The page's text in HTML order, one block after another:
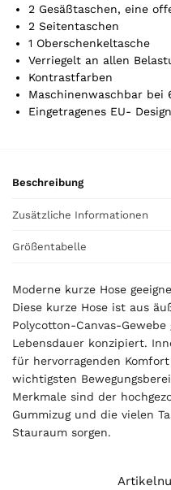
o
u
s
,
0
€
2 Gesäßtaschen, eine
2 Seitentaschen
1 Oberschenkeltasche
Verriegelt an allen
Kontrastfarben
Maschinenwaschbar bei
Eingetragenes EU- Design
Beschreibung
Zusätzliche Informationen
Größentabelle
Moderne kurze Hose
Diese kurze Hose ist aus
Polycotton-Canvas-
Lebensdauer konzipiert.
für hervorragenden
wichtigsten
Merkmale sind der
Gummizug und die vielen
Stauraum sorgen.